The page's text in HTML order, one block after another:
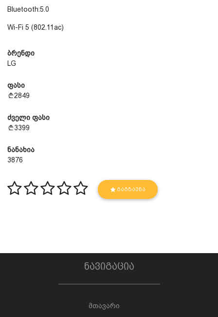
Bluetooth:5.0
Wi-Fi 5 (802.11ac)
ბრენდი
LG
ფასი
2849
ძველი ფასი
3399
ნანახია
3876
ᲒᲐᲒᲖᲐᲕᲜᲐ
ნავიგაცია
მთავარი